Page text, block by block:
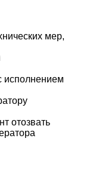
мер,
исполнением
отозвать